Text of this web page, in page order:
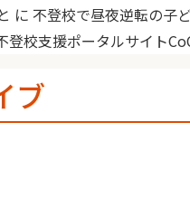
に 不登校で昼夜逆転の子
登校支援ポータルサイト
ブ